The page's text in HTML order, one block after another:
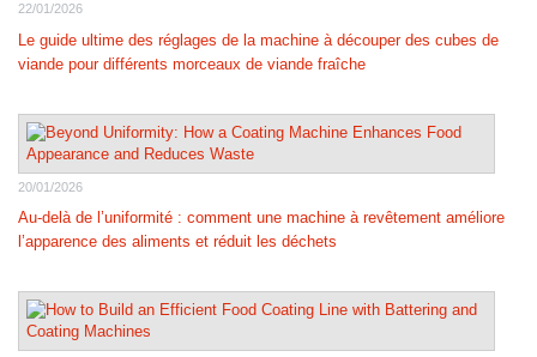
22/01/2026
Le guide ultime des réglages de la machine à découper des cubes de
viande pour différents morceaux de viande fraîche
20/01/2026
Au-delà de l’uniformité : comment une machine à revêtement améliore
l’apparence des aliments et réduit les déchets